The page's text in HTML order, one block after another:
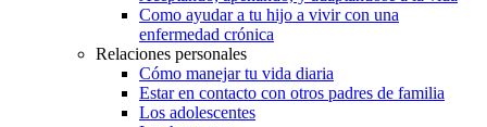
Como ayudar a tu hijo a vivir con una
enfermedad crónica
Relaciones personales
Cómo manejar tu vida diaria
Estar en contacto con otros padres de familia
Los adolescentes